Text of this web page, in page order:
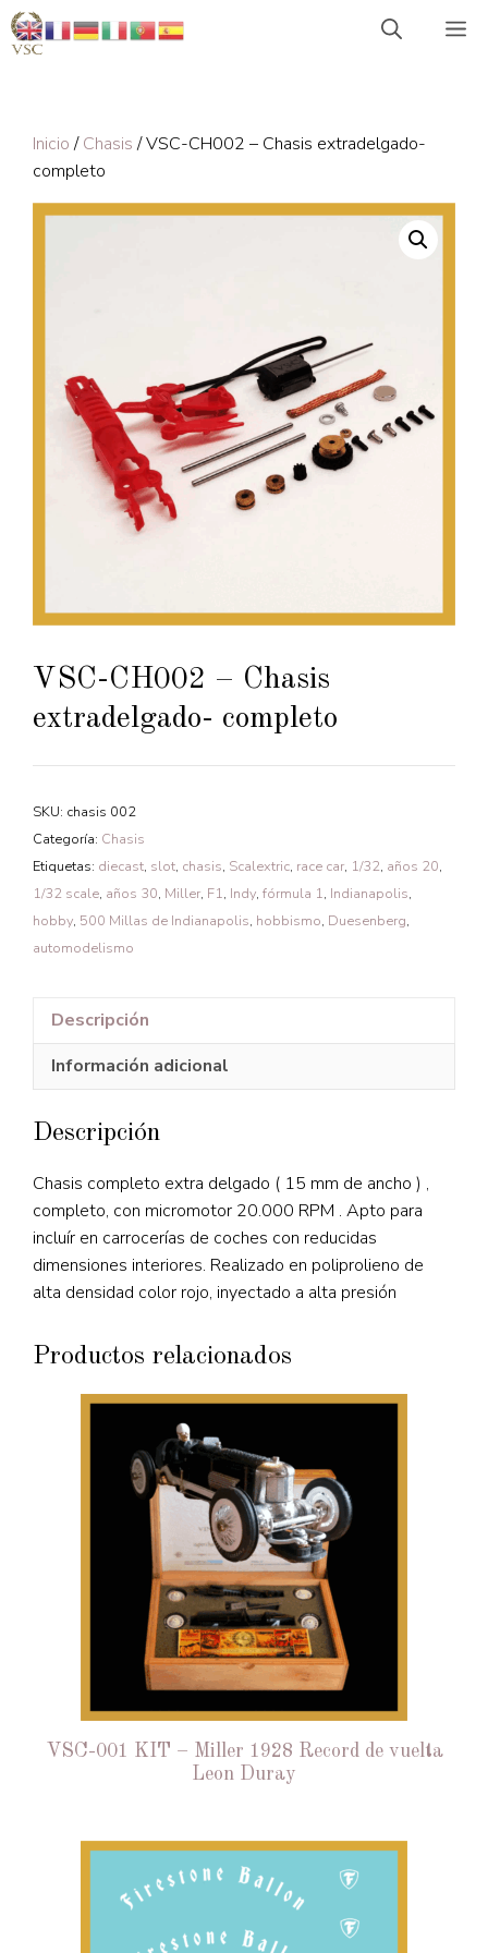
Saltar
Inicio/Chasis/ VSC-CH002 – Chasis extradelgado-
completo
VSC-CH002 – Chasis
extradelgado- completo
SKU: chasis 002
Categoría: Chasis
Etiquetas: diecast, slot, chasis, Scalextric, race car, 1/32, años 20,
1/32 scale, años 30, Miller, F1, Indy, fórmula 1, Indianapolis,
hobby, 500 Millas de Indianapolis, hobbismo, Duesenberg,
automodelismo
Descripción
Información adicional
Descripción
Chasis completo extra delgado ( 15 mm de ancho ) ,
completo, con micromotor 20.000 RPM . Apto para
incluír en carrocerías de coches con reducidas
dimensiones interiores. Realizado en poliprolieno de
alta densidad color rojo, inyectado a alta presión
Productos relacionados
VSC-001 KIT – Miller 1928 Record de vuelta
Leon Duray